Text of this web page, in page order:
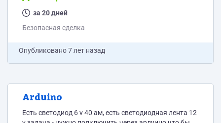
директорию), и отвечает на порт были ли скачены
файлы – ok, err (Описание ошибки) 4. Слушает...
за 20 дней
Безопасная сделка
Опубликовано7 лет назад
Arduino
Есть светодиод 6 v 40 ам, есть светодиодная лента 12